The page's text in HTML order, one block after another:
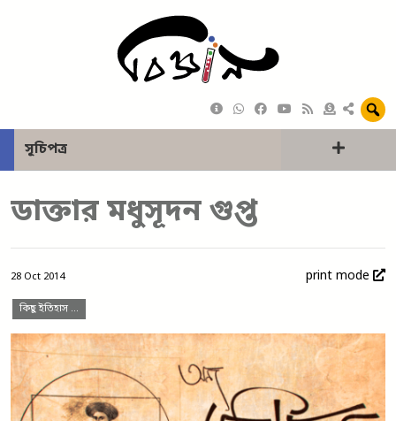
সূচিপত্র
ডাক্তার মধুসূদন গুপ্ত
28 Oct 2014 print mode
কিছু ইতিহাস …